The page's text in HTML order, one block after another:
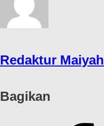
Redaktur Maiyah
Bagikan